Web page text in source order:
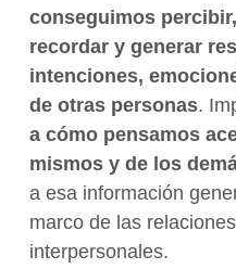
conseguimos
recordar y generar
intenciones,
de otras personas.
a cómo pensamos
mismos y de los
a esa información
marco de las
interpersonales.